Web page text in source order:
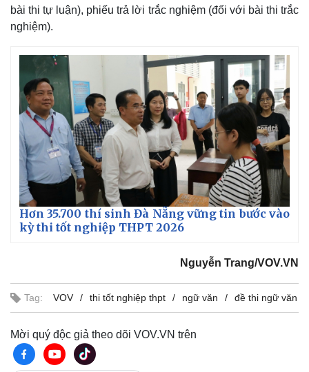
Kinh tế
bài thi tự luận), phiếu trả lời trắc nghiệm (đối với bài thi trắc
nghiệm).
Hơn 35.700 thí sinh Đà Nẵng vững tin bước vào
kỳ thi tốt nghiệp THPT 2026
Nguyễn Trang/VOV.VN
Tag: VOV thi tốt nghiệp thpt ngữ văn đề thi ngữ văn
Mời quý độc giả theo dõi VOV.VN trên